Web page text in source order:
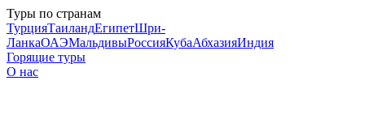
Туры по странам
ТурцияТаиландЕгипетШри-
ЛанкаОАЭМальдивыРоссияКубаАбхазияИндия
Горящие туры
О нас